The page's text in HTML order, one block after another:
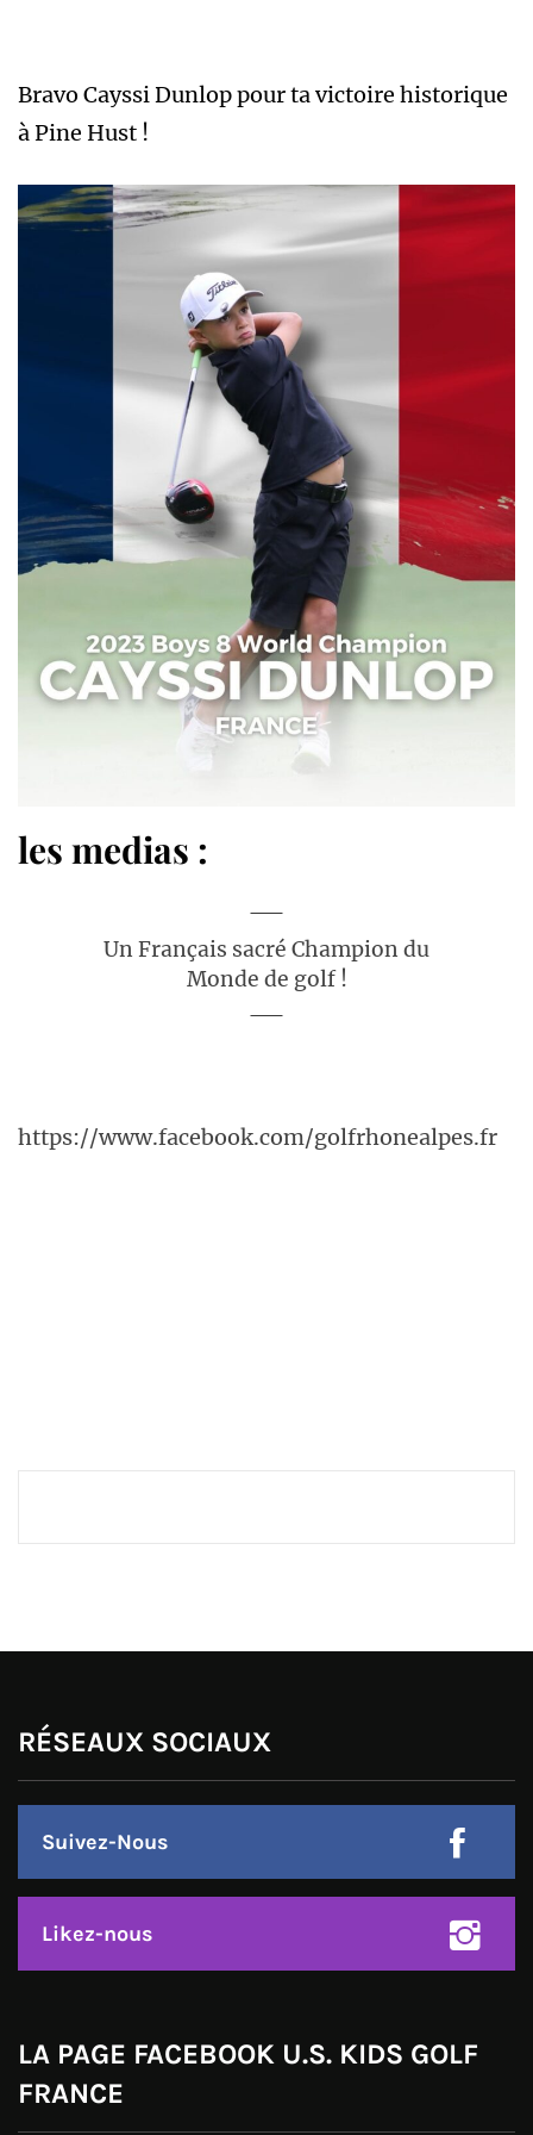
Bravo Cayssi Dunlop pour ta victoire historique
à Pine Hust !
les medias :
Un Français sacré Champion du
Monde de golf !
https://www.facebook.com/golfrhonealpes.fr
RÉSEAUX SOCIAUX
Suivez-Nous
Likez-nous
LA PAGE FACEBOOK U.S. KIDS GOLF
FRANCE